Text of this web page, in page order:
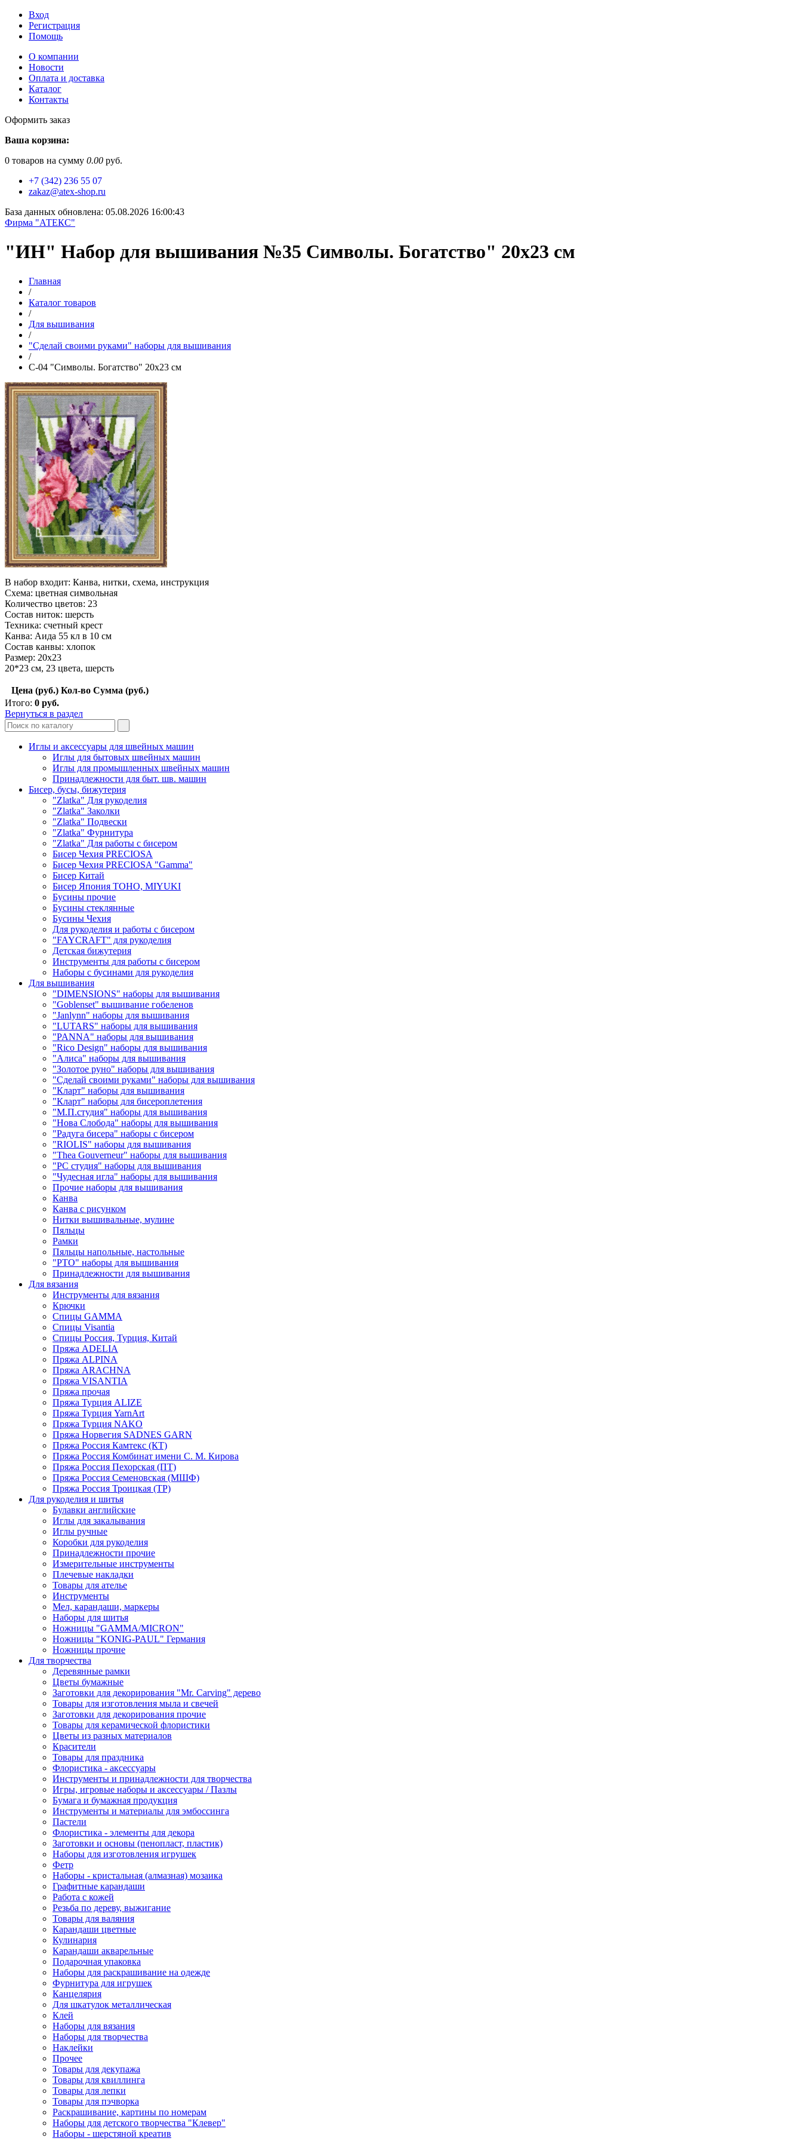
Вход
Регистрация
Помощь
О компании
Новости
Оплата и доставка
Каталог
Контакты
Оформить заказ
Ваша корзина:
0 товаров на сумму 0.00 руб.
+7 (342) 236 55 07
zakaz@atex-shop.ru
База данных обновлена: 05.08.2026 16:00:43
Фирма "АТЕКС"
"ИН" Набор для вышивания №35 Символы. Богатство" 20х23 см
Главная
/
Каталог товаров
/
Для вышивания
/
"Сделай своими руками" наборы для вышивания
/
С-04 "Символы. Богатство" 20х23 см
В набор входит: Канва, нитки, схема, инструкция
Схема: цветная символьная
Количество цветов: 23
Состав ниток: шерсть
Техника: счетный крест
Канва: Аида 55 кл в 10 см
Состав канвы: хлопок
Размер: 20x23
20*23 см, 23 цвета, шерсть
Цена (руб.) Кол-во Сумма (руб.)
Итого: 0 руб.
Вернуться в раздел
Иглы и аксессуары для швейных машин
Иглы для бытовых швейных машин
Иглы для промышленных швейных машин
Принадлежности для быт. шв. машин
Бисер, бусы, бижутерия
"Zlatka" Для рукоделия
"Zlatka" Заколки
"Zlatka" Подвески
"Zlatka" Фурнитура
"Zlatka" Для работы с бисером
Бисер Чехия PRECIOSA
Бисер Чехия PRECIOSA "Gamma"
Бисер Китай
Бисер Япония TOHO, MIYUKI
Бусины прочие
Бусины стеклянные
Бусины Чехия
Для рукоделия и работы с бисером
"FAYCRAFT" для рукоделия
Детская бижутерия
Инструменты для работы с бисером
Наборы с бусинами для рукоделия
Для вышивания
"DIMENSIONS" наборы для вышивания
"Goblenset" вышивание гобеленов
"Janlynn" наборы для вышивания
"LUTARS" наборы для вышивания
"PANNA" наборы для вышивания
"Rico Design" наборы для вышивания
"Алиса" наборы для вышивания
"Золотое руно" наборы для вышивания
"Сделай своими руками" наборы для вышивания
"Кларт" наборы для вышивания
"Кларт" наборы для бисероплетения
"М.П.студия" наборы для вышивания
"Нова Слобода" наборы для вышивания
"Радуга бисера" наборы с бисером
"RIOLIS" наборы для вышивания
"Thea Gouverneur" наборы для вышивания
"РС студия" наборы для вышивания
"Чудесная игла" наборы для вышивания
Прочие наборы для вышивания
Канва
Канва с рисунком
Нитки вышивальные, мулине
Пяльцы
Рамки
Пяльцы напольные, настольные
"РТО" наборы для вышивания
Принадлежности для вышивания
Для вязания
Инструменты для вязания
Крючки
Спицы GAMMA
Спицы Visantia
Спицы Россия, Турция, Китай
Пряжа ADELIA
Пряжа ALPINA
Пряжа ARACHNA
Пряжа VISANTIA
Пряжа прочая
Пряжа Турция ALIZE
Пряжа Турция YarnArt
Пряжа Турция NAKO
Пряжа Норвегия SADNES GARN
Пряжа Россия Камтекс (КТ)
Пряжа Россия Комбинат имени С. М. Кирова
Пряжа Россия Пехорская (ПТ)
Пряжа Россия Семеновская (МШФ)
Пряжа Россия Троицкая (ТР)
Для рукоделия и шитья
Булавки английские
Иглы для закалывания
Иглы ручные
Коробки для рукоделия
Принадлежности прочие
Измерительные инструменты
Плечевые накладки
Товары для ателье
Инструменты
Мел, карандаши, маркеры
Наборы для шитья
Ножницы "GAMMA/MICRON"
Ножницы "KONIG-PAUL" Германия
Ножницы прочие
Для творчества
Деревянные рамки
Цветы бумажные
Заготовки для декорирования "Mr. Carving" дерево
Товары для изготовления мыла и свечей
Заготовки для декорирования прочие
Товары для керамической флористики
Цветы из разных материалов
Красители
Товары для праздника
Флористика - аксессуары
Инструменты и принадлежности для творчества
Игры, игровые наборы и аксессуары / Пазлы
Бумага и бумажная продукция
Инструменты и материалы для эмбоссинга
Пастели
Флористика - элементы для декора
Заготовки и основы (пенопласт, пластик)
Наборы для изготовления игрушек
Фетр
Наборы - кристальная (алмазная) мозаика
Графитные карандаши
Работа с кожей
Резьба по дереву, выжигание
Товары для валяния
Карандаши цветные
Кулинария
Карандаши акварельные
Подарочная упаковка
Наборы для раскрашивание на одежде
Фурнитура для игрушек
Канцелярия
Для шкатулок металлическая
Клей
Наборы для вязания
Наборы для творчества
Наклейки
Прочее
Товары для декупажа
Товары для квиллинга
Товары для лепки
Товары для пэчворка
Раскрашивание, картины по номерам
Наборы для детского творчества "Клевер"
Наборы - шерстяной креатив